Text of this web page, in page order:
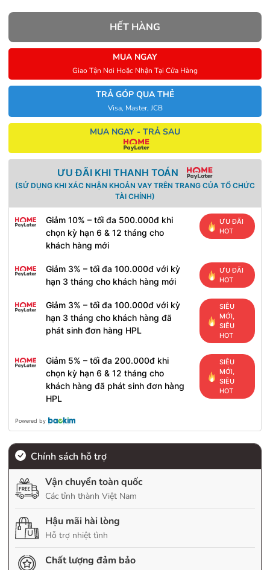
HẾT HÀNG
MUA NGAY
Giao Tận Nơi Hoặc Nhận Tại Cửa Hàng
TRẢ GÓP QUA THẺ
Visa, Master, JCB
MUA NGAY - TRẢ SAU
ƯU ĐÃI KHI THANH TOÁN
(SỬ DỤNG KHI XÁC NHẬN KHOẢN VAY TRÊN TRANG CỦA TỔ CHỨC
TÀI CHÍNH)
Giảm 10% – tối đa 500.000đ khi
chọn kỳ hạn 6 & 12 tháng cho
khách hàng mới
ƯU ĐÃI
HOT
Giảm 3% – tối đa 100.000đ với kỳ
hạn 3 tháng cho khách hàng mới
ƯU ĐÃI
HOT
Giảm 3% – tối đa 100.000đ với kỳ
hạn 3 tháng cho khách hàng đã
phát sinh đơn hàng HPL
SIÊU
MỚI,
SIÊU
HOT
Giảm 5% – tối đa 200.000đ khi
chọn kỳ hạn 6 & 12 tháng cho
khách hàng đã phát sinh đơn hàng
HPL
SIÊU
MỚI,
SIÊU
HOT
Powered by
Chính sách hỗ trợ
Vận chuyển toàn quốc
Các tỉnh thành Việt Nam
Hậu mãi hài lòng
Hỗ trợ nhiệt tình
Chất lượng đảm bảo